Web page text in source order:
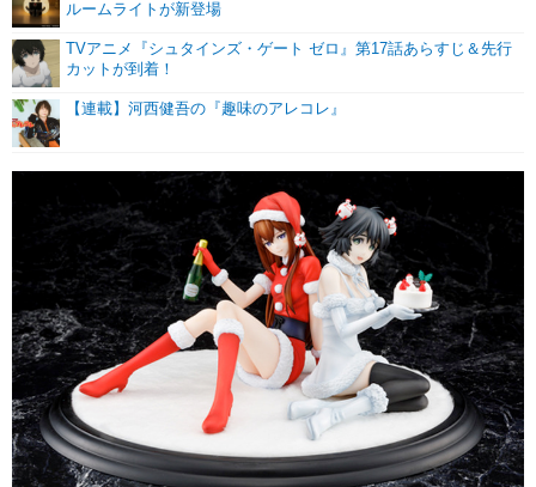
ルームライトが新登場
TVアニメ『シュタインズ・ゲート ゼロ』第17話あらすじ＆先行
カットが到着！
【連載】河西健吾の『趣味のアレコレ』